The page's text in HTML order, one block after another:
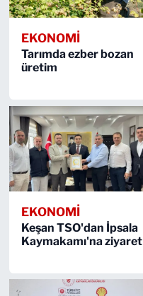
EKONOMİ
Tarımda ezber bozan
üretim
EKONOMİ
Keşan TSO'dan İpsala
Kaymakamı'na ziyaret